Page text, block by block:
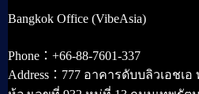
Bangkok Office (VibeAsia)
Phone：+66-88-7601-337
Address：777 อาคารดับบลิวเอชเ